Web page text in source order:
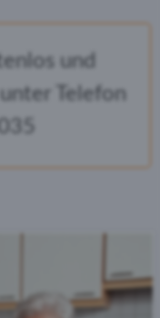
und
Telefon